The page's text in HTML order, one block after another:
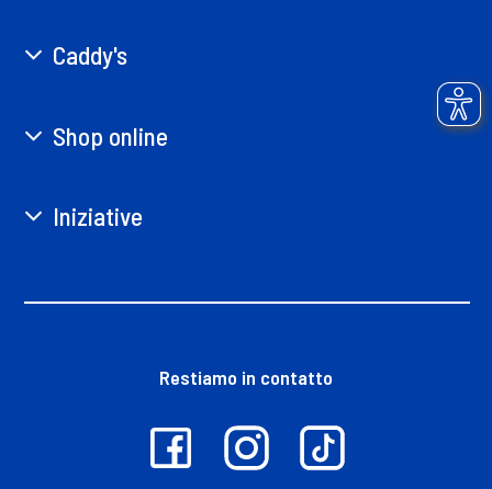
Caddy's
Shop online
Iniziative
Restiamo in contatto